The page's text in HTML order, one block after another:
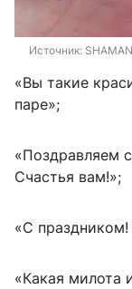
Источник:
«Вы такие
паре»;
«Поздравляем
Счастья вам!»;
«С праздником!
«Какая милота